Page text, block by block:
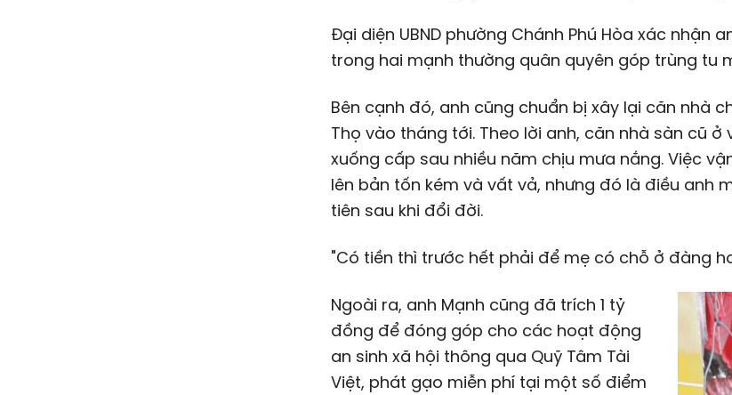
Đại diện UBND phường Chánh Phú Hòa xác nhận
trong hai mạnh thường quân quyên góp trùng tu
Bên cạnh đó, anh cũng chuẩn bị xây lại căn nhà
Thọ vào tháng tới. Theo lời anh, căn nhà sàn cũ ở
xuống cấp sau nhiều năm chịu mưa nắng. Việc
lên bản tốn kém và vất vả, nhưng đó là điều anh
tiên sau khi đổi đời.
"Có tiền thì trước hết phải để mẹ có chỗ ở đàng
Ngoài ra, anh Mạnh cũng đã trích 1 tỷ
đồng để đóng góp cho các hoạt động
an sinh xã hội thông qua Quỹ Tâm Tài
Việt, phát gạo miễn phí tại một số điểm